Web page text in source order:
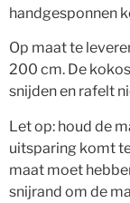
handgesponnen
Op maat te
200 cm. De
snijden en rafelt
Let op: houd de
uitsparing komt
maat moet
snijrand om de